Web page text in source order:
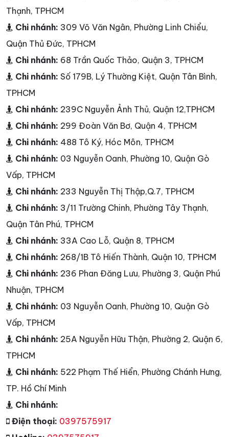
Thạnh, TPHCM
Chi nhánh: 309 Võ Văn Ngân, Phường Linh Chiểu,
Quận Thủ Đức, TPHCM
Chi nhánh: 68 Trần Quốc Thảo, Quận 3, TPHCM
Chi nhánh: Số 179B, Lý Thường Kiệt, Quận Tân Bình,
TPHCM
Chi nhánh: 239C Nguyễn Ảnh Thủ, Quận 12,TPHCM
Chi nhánh: 299 Đoàn Văn Bơ, Quận 4, TPHCM
Chi nhánh: 488 Tô Ký, Hóc Môn, TPHCM
Chi nhánh: 03 Nguyễn Oanh, Phường 10, Quận Gò
Vấp, TPHCM
Chi nhánh: 233 Nguyễn Thị Thập,Q.7, TPHCM
Chi nhánh: 3/11 Trường Chinh, Phường Tây Thạnh,
Quận Tân Phú, TPHCM
Chi nhánh: 33A Cao Lỗ, Quận 8, TPHCM
Chi nhánh: 268/1B Tô Hiến Thành, Quận 10, TPHCM
Chi nhánh: 236 Phan Đăng Lưu, Phường 3, Quận Phú
Nhuận, TPHCM
Chi nhánh: 03 Nguyễn Oanh, Phường 10, Quận Gò
Vấp, TPHCM
Chi nhánh: 25A Nguyễn Hữu Thận, Phường 2, Quận 6,
TPHCM
Chi nhánh: 522 Phạm Thế Hiển, Phường Chánh Hưng,
TP. Hồ Chí Minh
Chi nhánh:
Điện thoại: 0397575917